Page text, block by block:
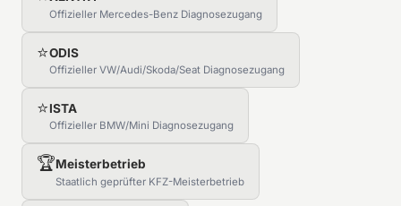
Offizieller Mercedes-Benz Diagnosezugang
⭐ODIS
Offizieller VW/Audi/Skoda/Seat Diagnosezugang
⭐ISTA
Offizieller BMW/Mini Diagnosezugang
🏆Meisterbetrieb
Staatlich geprüfter KFZ-Meisterbetrieb